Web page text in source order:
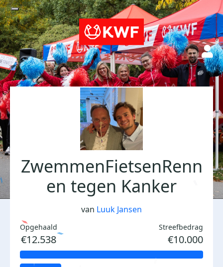
ZwemmenFietsenRenn
en tegen Kanker
van Luuk Jansen
Opgehaald
€12.538
Streefbedrag
€10.000